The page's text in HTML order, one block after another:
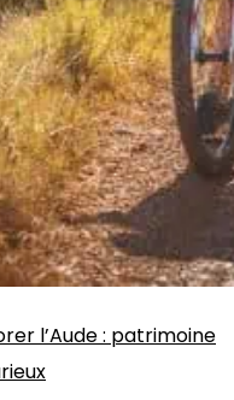
l’Aude : patrimoine